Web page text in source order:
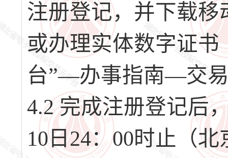
注册登记，并下载
或办理实体数字证
台”—办事指南—交
4.2 完成注册登记后
10日24：00时止（